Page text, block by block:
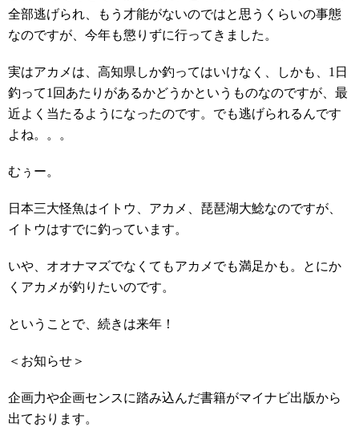
全部逃げられ、もう才能がないのではと思うくらいの事態
なのですが、今年も懲りずに行ってきました。
実はアカメは、高知県しか釣ってはいけなく、しかも、1日
釣って1回あたりがあるかどうかというものなのですが、最
近よく当たるようになったのです。でも逃げられるんです
よね。。。
むぅー。
日本三大怪魚はイトウ、アカメ、琵琶湖大鯰なのですが、
イトウはすでに釣っています。
いや、オオナマズでなくてもアカメでも満足かも。とにか
くアカメが釣りたいのです。
ということで、続きは来年！
＜お知らせ＞
企画力や企画センスに踏み込んだ書籍がマイナビ出版から
出ております。